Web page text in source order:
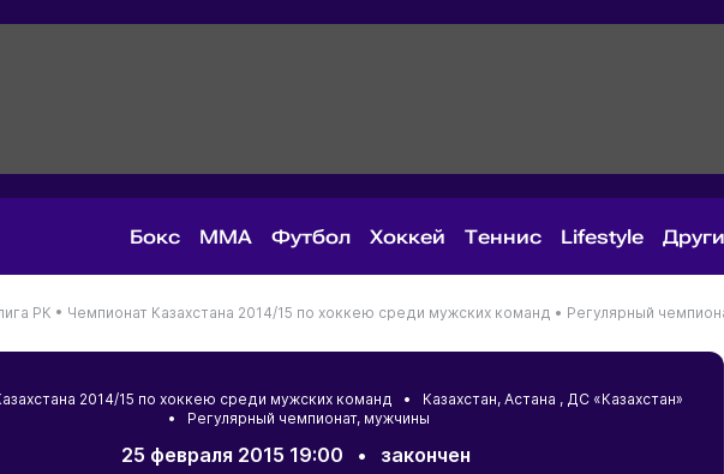
Бокс MMA Футбол Хоккей Теннис Lifestyle
РК • Чемпионат Казахстана 2014/15 по хоккею среди мужских команд • Регулярный
2014/15 по хоккею среди мужских команд • Казахстан, Астана , ДС «Казахстан»
• Регулярный чемпионат, мужчины
25 февраля 2015 19:00 • закончен